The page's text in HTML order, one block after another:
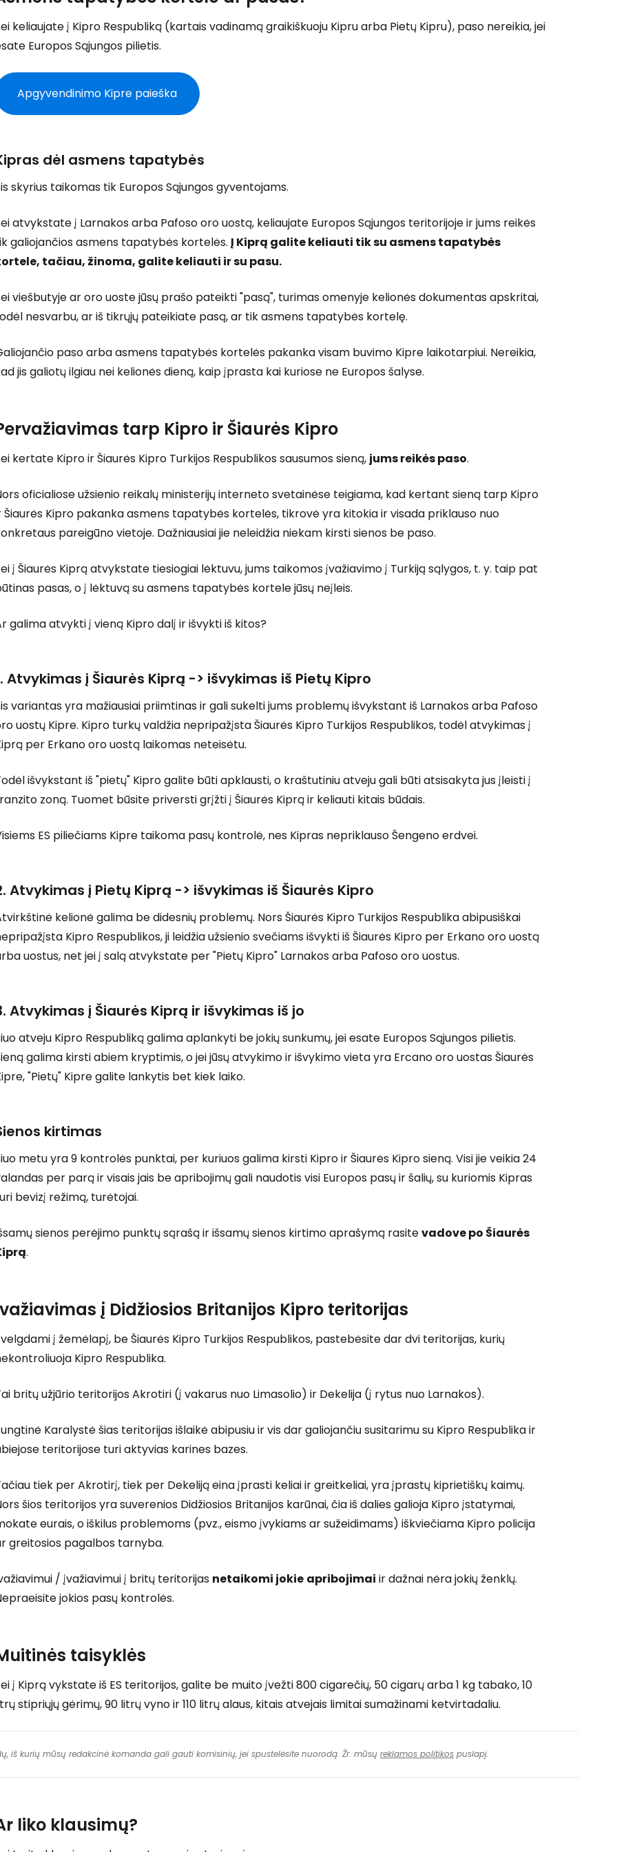
keliaujate į Kipro Respubliką (kartais vadinamą graikiškuoju Kipru arba Pietų Kipru), paso nereikia, jei
Europos Sąjungos pilietis.
Apgyvendinimo Kipre paieška
dėl asmens tapatybės
skyrius taikomas tik Europos Sąjungos gyventojams.
atvykstate į Larnakos arba Pafoso oro uostą, keliaujate Europos Sąjungos teritorijoje ir jums reikės
galiojančios asmens tapatybės kortelės. Į Kiprą galite keliauti tik su asmens tapatybės
tačiau, žinoma, galite keliauti ir su pasu.
viešbutyje ar oro uoste jūsų prašo pateikti "pasą", turimas omenyje kelionės dokumentas apskritai,
nesvarbu, ar iš tikrųjų pateikiate pasą, ar tik asmens tapatybės kortelę.
paso arba asmens tapatybės kortelės pakanka visam buvimo Kipre laikotarpiui. Nereikia,
jis galiotų ilgiau nei kelionės dieną, kaip įprasta kai kuriose ne Europos šalyse.
tarp Kipro ir Šiaurės Kipro
kertate Kipro ir Šiaurės Kipro Turkijos Respublikos sausumos sieną, jums reikės paso.
oficialiose užsienio reikalų ministerijų interneto svetainėse teigiama, kad kertant sieną tarp Kipro
Šiaurės Kipro pakanka asmens tapatybės kortelės, tikrovė yra kitokia ir visada priklauso nuo
pareigūno vietoje. Dažniausiai jie neleidžia niekam kirsti sienos be paso.
į Šiaurės Kiprą atvykstate tiesiogiai lėktuvu, jums taikomos įvažiavimo į Turkiją sąlygos, t. y. taip pat
pasas, o į lėktuvą su asmens tapatybės kortele jūsų neįleis.
galima atvykti į vieną Kipro dalį ir išvykti iš kitos?
Atvykimas į Šiaurės Kiprą -> išvykimas iš Pietų Kipro
variantas yra mažiausiai priimtinas ir gali sukelti jums problemų išvykstant iš Larnakos arba Pafoso
uostų Kipre. Kipro turkų valdžia nepripažįsta Šiaurės Kipro Turkijos Respublikos, todėl atvykimas į
per Erkano oro uostą laikomas neteisėtu.
išvykstant iš "pietų" Kipro galite būti apklausti, o kraštutiniu atveju gali būti atsisakyta jus įleisti į
zoną. Tuomet būsite priversti grįžti į Šiaurės Kiprą ir keliauti kitais būdais.
ES piliečiams Kipre taikoma pasų kontrolė, nes Kipras nepriklauso Šengeno erdvei.
Atvykimas į Pietų Kiprą -> išvykimas iš Šiaurės Kipro
kelionė galima be didesnių problemų. Nors Šiaurės Kipro Turkijos Respublika abipusiškai
Kipro Respublikos, ji leidžia užsienio svečiams išvykti iš Šiaurės Kipro per Erkano oro uostą
uostus, net jei į salą atvykstate per "Pietų Kipro" Larnakos arba Pafoso oro uostus.
Atvykimas į Šiaurės Kiprą ir išvykimas iš jo
atveju Kipro Respubliką galima aplankyti be jokių sunkumų, jei esate Europos Sąjungos pilietis.
galima kirsti abiem kryptimis, o jei jūsų atvykimo ir išvykimo vieta yra Ercano oro uostas Šiaurės
"Pietų" Kipre galite lankytis bet kiek laiko.
kirtimas
metu yra 9 kontrolės punktai, per kuriuos galima kirsti Kipro ir Šiaurės Kipro sieną. Visi jie veikia 24
per parą ir visais jais be apribojimų gali naudotis visi Europos pasų ir šalių, su kuriomis Kipras
bevizį režimą, turėtojai.
sienos perėjimo punktų sąrašą ir išsamų sienos kirtimo aprašymą rasitevadove po Šiaurės
.
į Didžiosios Britanijos Kipro teritorijas
į žemėlapį, be Šiaurės Kipro Turkijos Respublikos, pastebėsite dar dvi teritorijas, kurių
Kipro Respublika.
britų užjūrio teritorijos Akrotiri (į vakarus nuo Limasolio) ir Dekelija (į rytus nuo Larnakos).
Karalystė šias teritorijas išlaikė abipusiu ir vis dar galiojančiu susitarimu su Kipro Respublika ir
teritorijose turi aktyvias karines bazes.
tiek per Akrotirį, tiek per Dekeliją eina įprasti keliai ir greitkeliai, yra įprastų kiprietiškų kaimų.
šios teritorijos yra suverenios Didžiosios Britanijos karūnai, čia iš dalies galioja Kipro įstatymai,
eurais, o iškilus problemoms (pvz., eismo įvykiams ar sužeidimams) iškviečiama Kipro policija
greitosios pagalbos tarnyba.
/ įvažiavimui į britų teritorijas netaikomi jokie apribojimai ir dažnai nėra jokių ženklų.
jokios pasų kontrolės.
taisyklės
į Kiprą vykstate iš ES teritorijos, galite be muito įvežti 800 cigarečių, 50 cigarų arba 1 kg tabako, 10
stipriųjų gėrimų, 90 litrų vyno ir 110 litrų alaus, kitais atvejais limitai sumažinami ketvirtadaliu.
iš kurių mūsų redakcinė komanda gali gauti komisinių, jei spustelėsite nuorodą. Žr. mūsų reklamos politikos puslapį.
liko klausimų?
Prisijunkite prie Cestee
... pasaulinė kelionių bendruomenė